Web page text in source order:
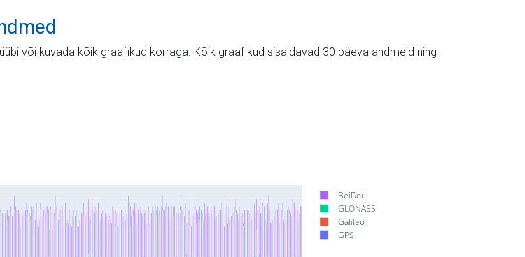
või kuvada kõik graafikud korraga. Kõik graafikud sisaldavad 30 päeva andmeid ning
BeiDou
GLONASS
Galileo
GPS